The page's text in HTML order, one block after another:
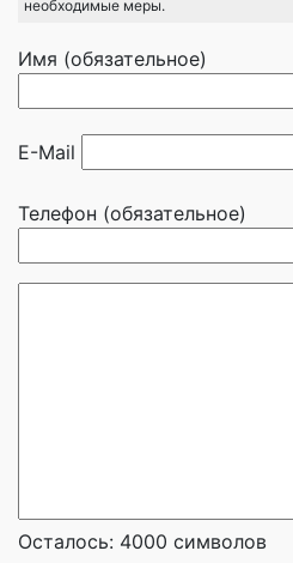
необходимые меры.
Имя (обязательное)
E-Mail
Телефон (обязательное)
Осталось: 4000 символов